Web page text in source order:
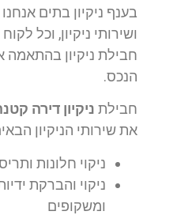
בענף ניקיון בתים
ושירותי ניקיון, וכל
חבילת ניקיון בהתאמה
הנכס.
חבילת ניקיון דירה
את שירותי הניקיון
ניקוי חלונות
ניקוי והברקת
ומשקופים